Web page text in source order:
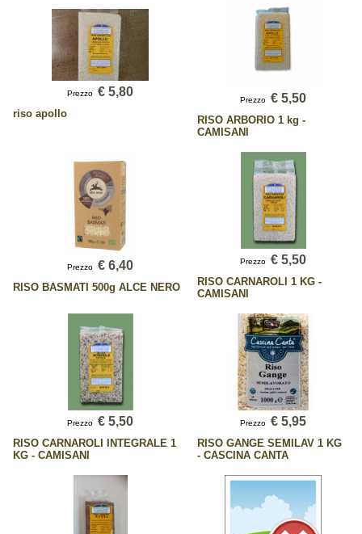
Prezzo € 5,80
riso apollo
Prezzo € 5,50
RISO ARBORIO 1 kg -
CAMISANI
Prezzo € 6,40
RISO BASMATI 500g ALCE NERO
Prezzo € 5,50
RISO CARNAROLI 1 KG -
CAMISANI
Prezzo € 5,50
RISO CARNAROLI INTEGRALE 1
KG - CAMISANI
Prezzo € 5,95
RISO GANGE SEMILAV 1 KG
- CASCINA CANTA